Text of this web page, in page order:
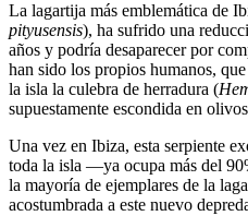
La lagartija más emblemática de
pityusensis), ha sufrido una
años y podría desaparecer por
han sido los propios humanos,
la isla la culebra de herradura (
supuestamente escondida en
Una vez en Ibiza, esta serpiente
toda la isla —ya ocupa más del
la mayoría de ejemplares de la
acostumbrada a este nuevo